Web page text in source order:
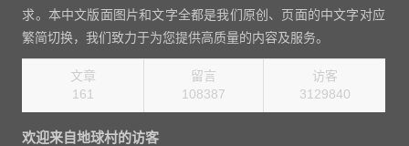
求。本中文版面图片和文字全都是我们原创、页面的中文字对应
繁简切换，我们致力于为您提供高质量的内容及服务。
文章
161
留言
108387
访客
3220560
欢迎来自地球村的访客